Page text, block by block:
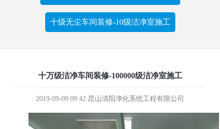
十级无尘车间装修-10级洁净室施工
十万级洁净车间装修-100000级洁净室施工
2019-09-09 09:42 昆山清阳净化系统工程有限公司